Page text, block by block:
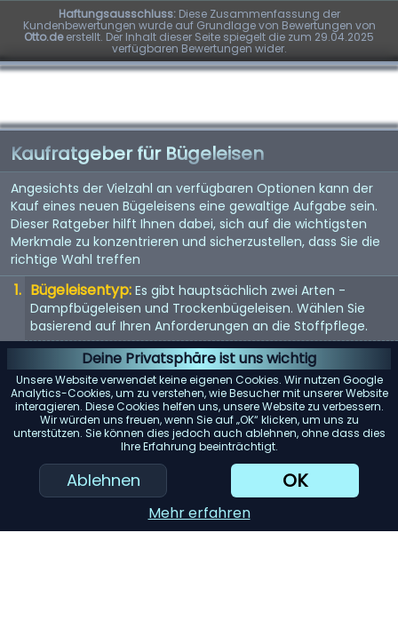
Deine Privatsphäre ist uns wichtig
Unsere Website verwendet keine eigenen Cookies. Wir nutzen Google
Analytics-Cookies, um zu verstehen, wie Besucher mit unserer Website
interagieren. Diese Cookies helfen uns, unsere Website zu verbessern.
Wir würden uns freuen, wenn Sie auf „OK“ klicken, um uns zu
unterstützen. Sie können dies jedoch auch ablehnen, ohne dass dies
Ihre Erfahrung beeinträchtigt.
Ablehnen OK
Mehr erfahren
Haftungsausschluss:Diese Zusammenfassung der
Kundenbewertungen wurde auf Grundlage von Bewertungen von
Otto.deerstellt. Der Inhalt dieser Seite spiegelt die zum 29.04.2025
verfügbaren Bewertungen wider.
Kaufratgeber für Bügeleisen
Angesichts der Vielzahl an verfügbaren Optionen kann der
Kauf eines neuen Bügeleisens eine gewaltige Aufgabe sein.
Dieser Ratgeber hilft Ihnen dabei, sich auf die wichtigsten
Merkmale zu konzentrieren und sicherzustellen, dass Sie die
richtige Wahl treffen
Bügeleisentyp: Es gibt hauptsächlich zwei Arten -
Dampfbügeleisen und Trockenbügeleisen. Wählen Sie
basierend auf Ihren Anforderungen an die Stoffpflege.
Material der Bügelsohle: Die Bügelsohle ist die Basis des
Bügeleisens. Antihaftbeschichtung, Edelstahl und Keramik
sind gängige Materialien. Jedes bietet unterschiedliche
Gleiteigenschaften und Haltbarkeit.
Temperaturregelung: Suchen Sie nach Bügeleisen mit
einstellbaren Temperatureinstellungen. So können Sie das
Bügeleisen sicher auf einer Vielzahl von Stoffen
verwenden.
Wenn Sie ein Dampfbügeleisen in